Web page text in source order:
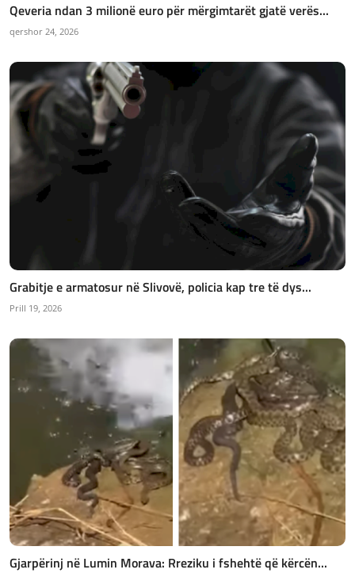
Qeveria ndan 3 milionë euro për mërgimtarët gjatë verës...
qershor 24, 2026
Grabitje e armatosur në Slivovë, policia kap tre të dys...
Prill 19, 2026
Gjarpërinj në Lumin Morava: Rreziku i fshehtë që kërcën...